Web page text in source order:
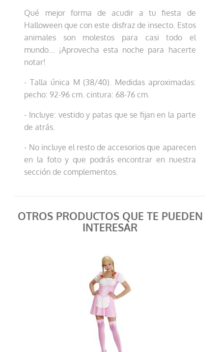
Qué mejor forma de acudir a tu fiesta de
Halloween que con este disfraz de insecto. Estos
animales son molestos para casi todo el
mundo... ¡Aprovecha esta noche para hacerte
notar!
- Talla única M (38/40). Medidas aproximadas:
pecho: 92-96 cm. cintura: 68-76 cm.
- Incluye: vestido y patas que se fijan en la parte
de atrás.
- No incluye el resto de accesorios que aparecen
en la foto y que podrás encontrar en nuestra
sección de complementos.
OTROS PRODUCTOS QUE TE PUEDEN
INTERESAR